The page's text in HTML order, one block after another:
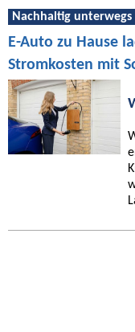
Nachhaltig unterwegs
E-Auto zu Hause
Stromkosten mit